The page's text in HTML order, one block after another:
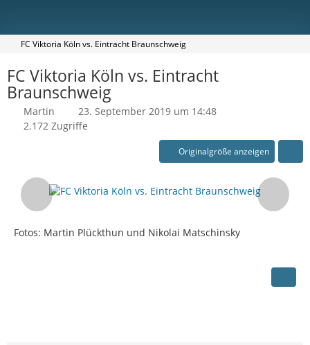
FC Viktoria Köln vs. Eintracht Braunschweig
FC Viktoria Köln vs. Eintracht
Braunschweig
Martin
23. September 2019 um 14:48
2.172 Zugriffe
Originalgröße anzeigen
Fotos: Martin Plückthun und Nikolai Matschinsky